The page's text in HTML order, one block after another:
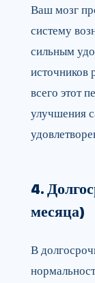
Ваш мозг
систему
сильным
источников
всего этот
улучшения
4.
месяца)
В